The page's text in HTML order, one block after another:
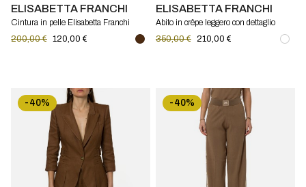
ELISABETTA FRANCHI
Cintura in pelle Elisabetta Franchi
200,00 € 120,00 €
ELISABETTA FRANCHI
Abito in crêpe leggero con dettaglio
gioiello Elisabetta Franchi
350,00 € 210,00 €
-40% -40%